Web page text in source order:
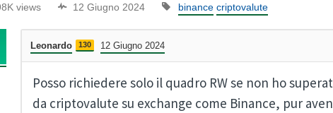
views 12 Giugno 2024 binance criptovalute
Leonardo 130 12 Giugno 2024
Posso richiedere solo il quadro RW se non ho
da criptovalute su exchange come Binance, pur